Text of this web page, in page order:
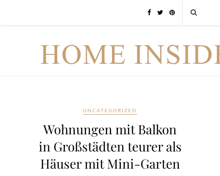
UNCATEGORIZED
Wohnungen mit Balkon
in Großstädten teurer als
Häuser mit Mini-Garten